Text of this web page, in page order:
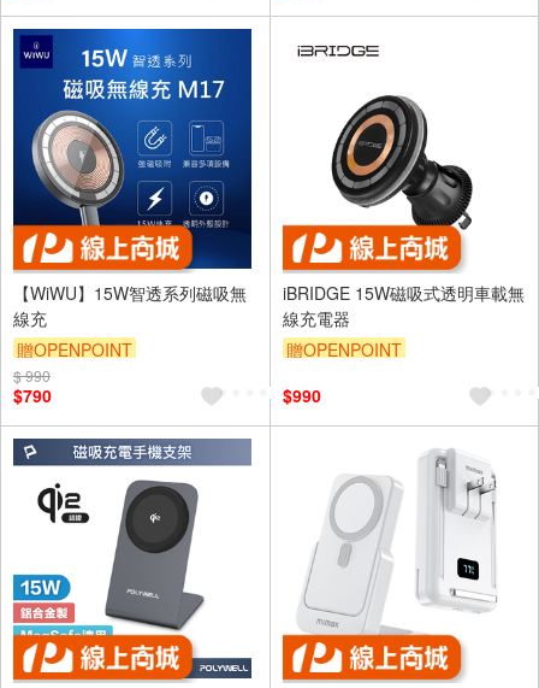
【WiWU】15W智透系列磁吸無
線充
贈OPENPOINT
$ 990
$790
iBRIDGE 15W磁吸式透明車載無
線充電器
贈OPENPOINT
$990